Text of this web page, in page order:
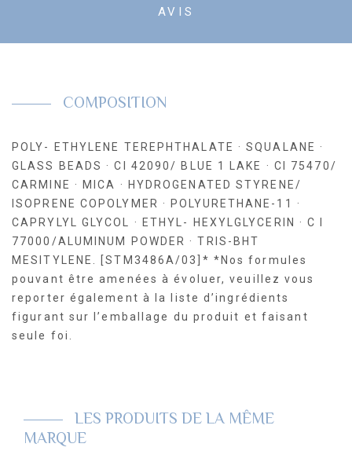
AVIS
COMPOSITION
POLY- ETHYLENE TEREPHTHALATE · SQUALANE ·
GLASS BEADS · CI 42090/ BLUE 1 LAKE · CI 75470/
CARMINE · MICA · HYDROGENATED STYRENE/
ISOPRENE COPOLYMER · POLYURETHANE-11 ·
CAPRYLYL GLYCOL · ETHYL- HEXYLGLYCERIN · C I
77000/ALUMINUM POWDER · TRIS-BHT
MESITYLENE. [STM3486A/03]* *Nos formules
pouvant être amenées à évoluer, veuillez vous
reporter également à la liste d’ingrédients
figurant sur l’emballage du produit et faisant
seule foi.
LES PRODUITS DE LA MÊME
MARQUE